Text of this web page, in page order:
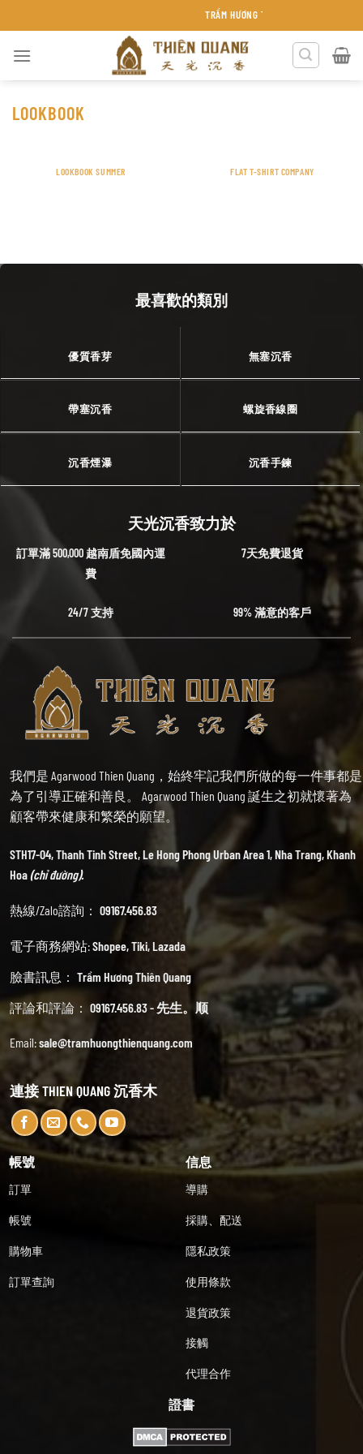
đến
TRẦM HƯƠNG THIÊN QUANG KHÁNH HÒA
LOOKBOOK
LOOKBOOK SUMMER FLAT T-SHIRT COMPANY
最喜歡的類別
優質香芽 無塞沉香
帶塞沉香 螺旋香線圈
沉香煙瀑 沉香手鍊
天光沉香致力於
訂單滿 500,000 越南盾免國內運
費
7天免費退貨
24/7 支持 99% 滿意的客戶
我們是 Agarwood Thien Quang，始終牢記我們所做的每一件事都是
為了引導正確和善良。 Agarwood Thien Quang 誕生之初就懷著為
顧客帶來健康和繁榮的願望。
STH17-04, Thanh Tinh Street, Le Hong Phong Urban Area 1, Nha Trang, Khanh
Hoa(chỉ đường).
熱線/Zalo諮詢： 09167.456.83
電子商務網站:Shopee,Tiki,Lazada
臉書訊息： Trầm Hương Thiên Quang
評論和評論： 09167.456.83 - 先生。顺
Email:sale@tramhuongthienquang.com
連接 THIEN QUANG 沉香木
帳號
訂單
帳號
購物車
訂單查詢
信息
導購
採購、配送
隱私政策
使用條款
退貨政策
接觸
代理合作
證書